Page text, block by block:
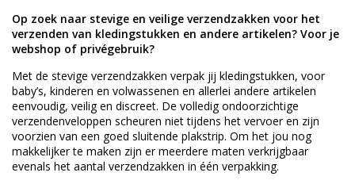
Op zoek naar stevige en veilige verzendzakken voor het
verzenden van kledingstukken en andere artikelen? Voor je
webshop of privégebruik?
Met de stevige verzendzakken verpak jij kledingstukken, voor
baby’s, kinderen en volwassenen en allerlei andere artikelen
eenvoudig, veilig en discreet. De volledig ondoorzichtige
verzendenveloppen scheuren niet tijdens het vervoer en zijn
voorzien van een goed sluitende plakstrip. Om het jou nog
makkelijker te maken zijn er meerdere maten verkrijgbaar
evenals het aantal verzendzakken in één verpakking.